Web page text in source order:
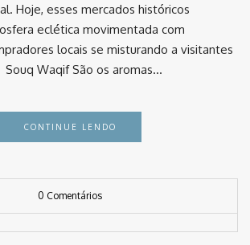
Hoje, esses mercados históricos
eclética movimentada com
locais se misturando a visitantes
Waqif São os aromas…
CONTINUE LENDO
0 Comentários